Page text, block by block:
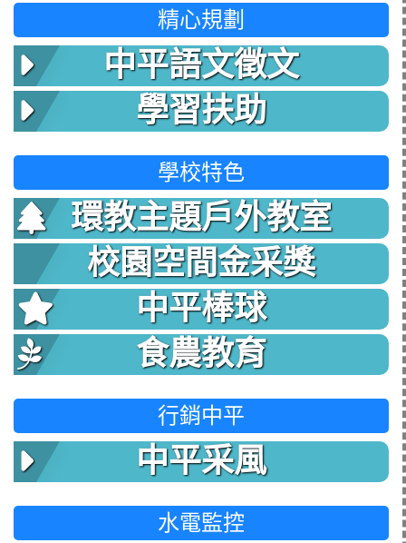
精心規劃
中平語文徵文
學習扶助
學校特色
環教主題戶外教室
校園空間金采獎
中平棒球
食農教育
行銷中平
中平采風
水電監控